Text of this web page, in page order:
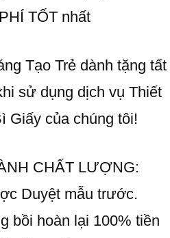
TỐT nhất
Tạo Trẻ dành tặng tất
sử dụng dịch vụ Thiết
Giấy của chúng tôi!
CHẤT LƯỢNG:
Duyệt mẫu trước.
bồi hoàn lại 100% tiền